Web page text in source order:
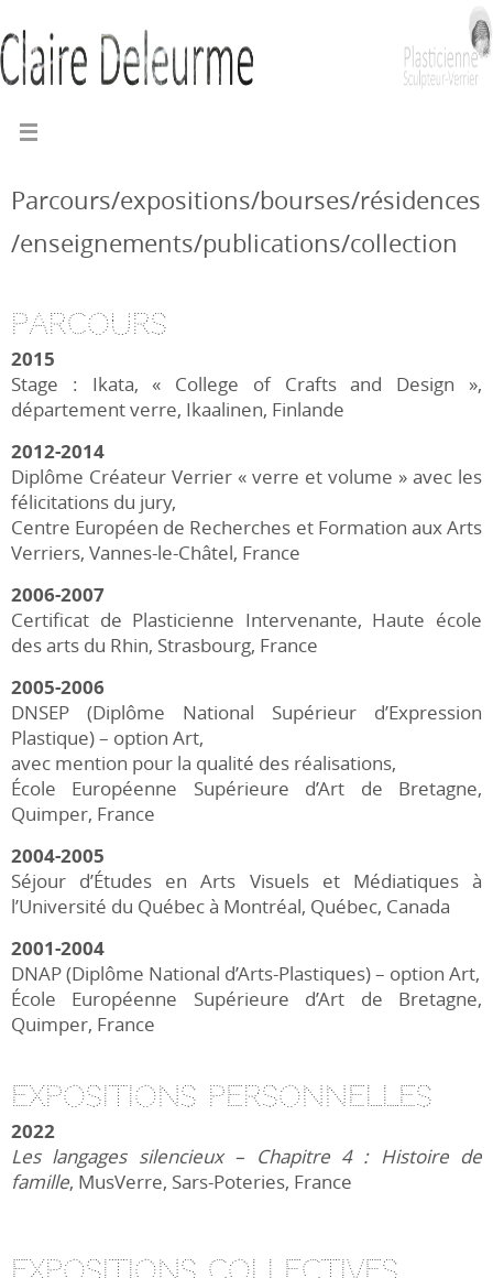
Parcours/expositions/bourses/résidences
/enseignements/publications/collection
Parcours
2015
Stage : Ikata, « College of Crafts and Design »,
département verre, Ikaalinen, Finlande
2012-2014
Diplôme Créateur Verrier « verre et volume » avec les
félicitations du jury,
Centre Européen de Recherches et Formation aux Arts
Verriers, Vannes-le-Châtel, France
2006-2007
Certificat de Plasticienne Intervenante, Haute école
des arts du Rhin, Strasbourg, France
2005-2006
DNSEP (Diplôme National Supérieur d’Expression
Plastique) – option Art,
avec mention pour la qualité des réalisations,
École Européenne Supérieure d’Art de Bretagne,
Quimper, France
2004-2005
Séjour d’Études en Arts Visuels et Médiatiques à
l’Université du Québec à Montréal, Québec, Canada
2001-2004
DNAP (Diplôme National d’Arts-Plastiques) – option Art,
École Européenne Supérieure d’Art de Bretagne,
Quimper, France
Expositions Personnelles
2022
Les langages silencieux – Chapitre 4 : Histoire de
famille, MusVerre, Sars-Poteries, France
Expositions Collectives